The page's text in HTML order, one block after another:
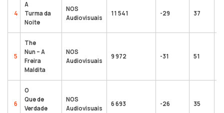
4
A
Turma da
Noite
NOS
Audiovisuais
11 541 -29 37
5
The
Nun – A
Freira
Maldita
NOS
Audiovisuais
9 972 -31 51
6
O
Que de
Verdade
NOS
Audiovisuais
6 693 -26 35